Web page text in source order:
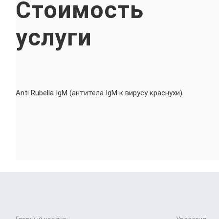
Стоимость
услуги
Anti Rubella IgM (антитела IgM к вирусу краснухи)